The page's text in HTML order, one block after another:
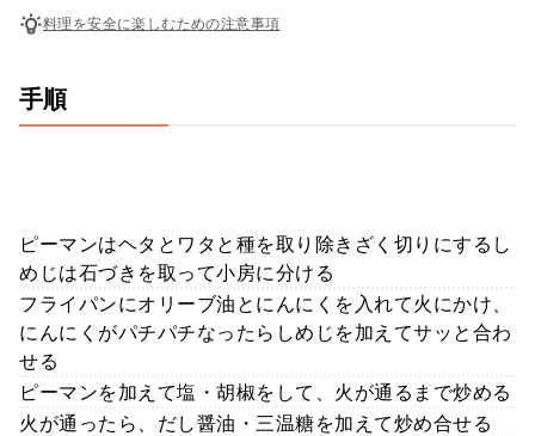
料理を安全に楽しむための注意事項
手順
ピーマンはヘタとワタと種を取り除きざく切りにするし
めじは石づきを取って小房に分ける
フライパンにオリーブ油とにんにくを入れて火にかけ、
にんにくがパチパチなったらしめじを加えてサッと合わ
せる
ピーマンを加えて塩・胡椒をして、火が通るまで炒める
火が通ったら、だし醤油・三温糖を加えて炒め合せる